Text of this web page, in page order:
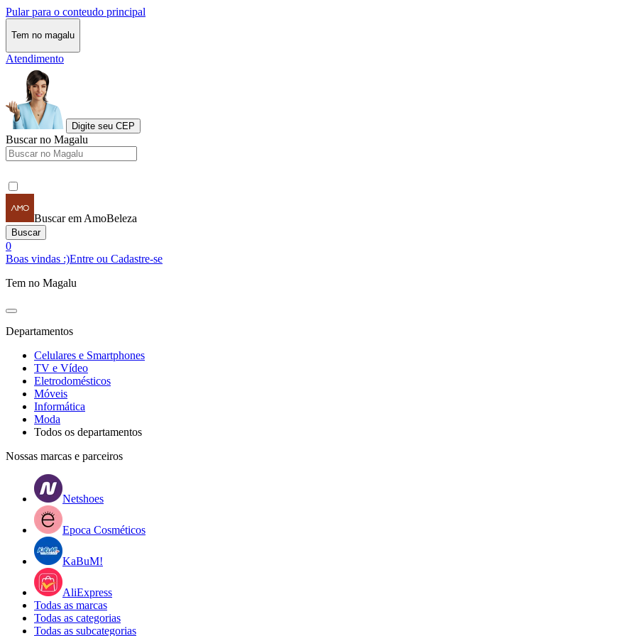
Pular para o conteudo principal
Tem no magalu
Atendimento
Digite seu CEP
Buscar no Magalu
Buscar em AmoBeleza
Buscar
0
Boas vindas :)Entre ou Cadastre-se
Tem no Magalu
Departamentos
Celulares e Smartphones
TV e Vídeo
Eletrodomésticos
Móveis
Informática
Moda
Todos os departamentos
Nossas marcas e parceiros
Netshoes
Epoca Cosméticos
KaBuM!
AliExpress
Todas as marcas
Todas as categorias
Todas as subcategorias